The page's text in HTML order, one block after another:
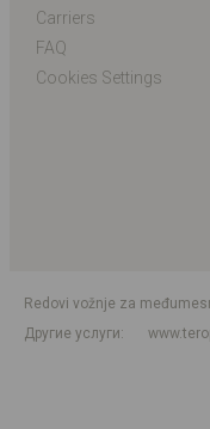
Carriers
FAQ
Cookies Settings
Redovi vožnje za
Другие услуги